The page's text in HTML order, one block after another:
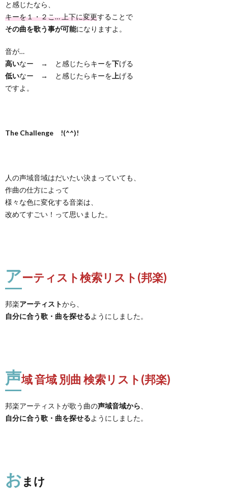
と感じたなら、
キーを１・２こ… 上下に変更することで
その曲を歌う事が可能になりますよ。
音が…
高いなー → と感じたらキーを下げる
低いなー → と感じたらキーを 上げる
ですよ。
The Challenge !(^^)!
人の声域音域はだいたい決まっていても、
作曲の仕方によって
様々な色に変化する音楽は、
改めてすごい！って思いました。
アーティスト検索リスト(邦楽)
邦楽アーティストから、
自分に合う歌・曲を探せるようにしました。
声域 音域 別曲 検索リスト(邦楽)
邦楽アーティストが歌う曲の声域音域から
自分に合う歌・曲を探せるようにしました。
おまけ